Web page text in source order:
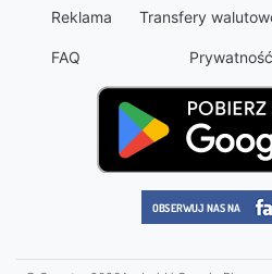
Reklama Transfery
FAQ Prywatność